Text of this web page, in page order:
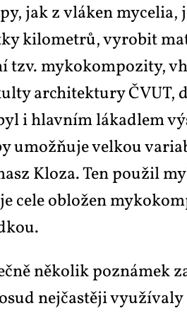
jak z vlá­ken
ki­lo­me­t­rů, vy­ro­bit
tzv. my­ko­kom­po­zi­ty,
ar­chi­tek­tu­ry ČVUT,
i hlav­ním lá­ka­dlem
umož­ňu­je vel­kou
Klo­za. Ten po­u­žil
ce­le ob­lo­žen
ně­ko­lik po­zná­mek
nej­čas­tě­ji